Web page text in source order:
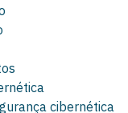
cibernética